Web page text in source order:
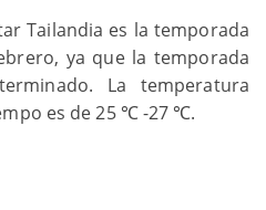
Tailandia es la temporada
ya que la temporada
La temperatura
es de 25 ℃ -27 ℃.